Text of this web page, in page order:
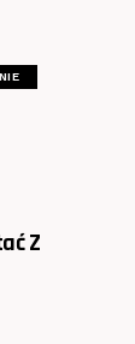
Z